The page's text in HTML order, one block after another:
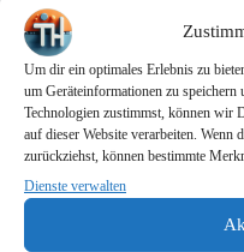
Um dir ein optimales Erlebnis zu
um Geräteinformationen zu speichern
Technologien zustimmst, können wir
auf dieser Website verarbeiten. Wenn
zurückziehst, können bestimmte
Dienste verwalten
Datum und Quelle:
Stand: 29.04.2025, 06:00 Uhr •
Zusammenfassung:
Die elektronische
deutschlandweit starten und
Forschungsdatenzentrum
Daten ermöglichen, sofern